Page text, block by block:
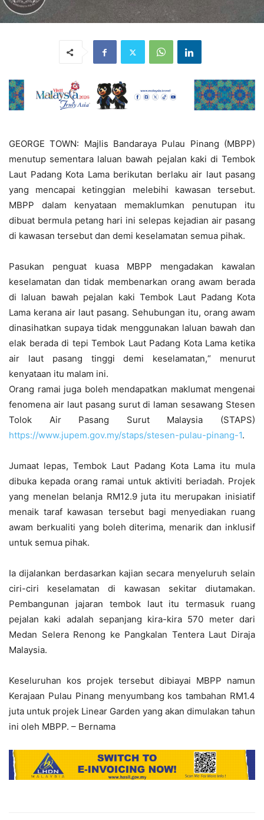
GEORGE TOWN: Majlis Bandaraya Pulau Pinang (MBPP)
menutup sementara laluan bawah pejalan kaki di Tembok
Laut Padang Kota Lama berikutan berlaku air laut pasang
yang mencapai ketinggian melebihi kawasan tersebut.
MBPP dalam kenyataan memaklumkan penutupan itu
dibuat bermula petang hari ini selepas kejadian air pasang
di kawasan tersebut dan demi keselamatan semua pihak.
Pasukan penguat kuasa MBPP mengadakan kawalan
keselamatan dan tidak membenarkan orang awam berada
di laluan bawah pejalan kaki Tembok Laut Padang Kota
Lama kerana air laut pasang. Sehubungan itu, orang awam
dinasihatkan supaya tidak menggunakan laluan bawah dan
elak berada di tepi Tembok Laut Padang Kota Lama ketika
air laut pasang tinggi demi keselamatan,“ menurut
kenyataan itu malam ini.
Orang ramai juga boleh mendapatkan maklumat mengenai
fenomena air laut pasang surut di laman sesawang Stesen
Tolok Air Pasang Surut Malaysia (STAPS)
https://www.jupem.gov.my/staps/stesen-pulau-pinang-1.
Jumaat lepas, Tembok Laut Padang Kota Lama itu mula
dibuka kepada orang ramai untuk aktiviti beriadah. Projek
yang menelan belanja RM12.9 juta itu merupakan inisiatif
menaik taraf kawasan tersebut bagi menyediakan ruang
awam berkualiti yang boleh diterima, menarik dan inklusif
untuk semua pihak.
Ia dijalankan berdasarkan kajian secara menyeluruh selain
ciri-ciri keselamatan di kawasan sekitar diutamakan.
Pembangunan jajaran tembok laut itu termasuk ruang
pejalan kaki adalah sepanjang kira-kira 570 meter dari
Medan Selera Renong ke Pangkalan Tentera Laut Diraja
Malaysia.
Keseluruhan kos projek tersebut dibiayai MBPP namun
Kerajaan Pulau Pinang menyumbang kos tambahan RM1.4
juta untuk projek Linear Garden yang akan dimulakan tahun
ini oleh MBPP. – Bernama